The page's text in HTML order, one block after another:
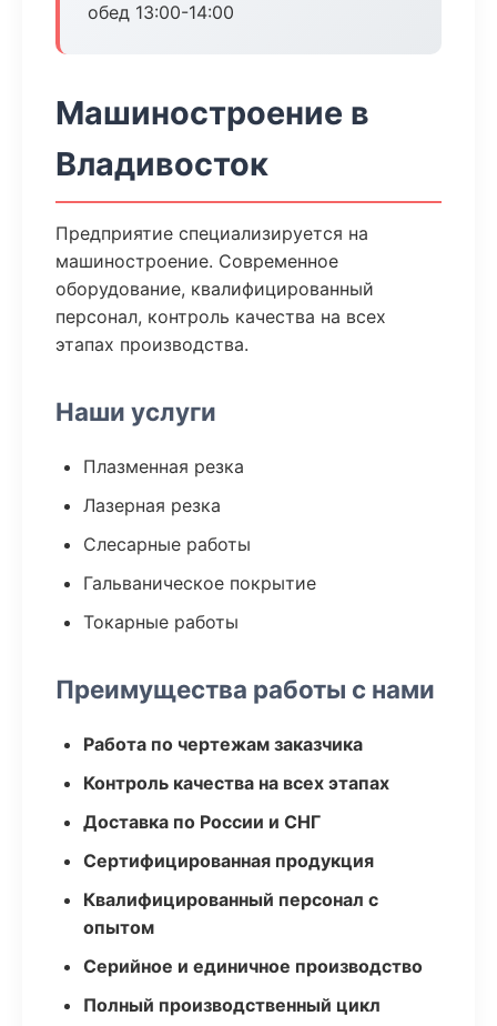
обед 13:00-14:00
Машиностроение в
Владивосток
Предприятие специализируется на
машиностроение. Современное
оборудование, квалифицированный
персонал, контроль качества на всех
этапах производства.
Наши услуги
Плазменная резка
Лазерная резка
Слесарные работы
Гальваническое покрытие
Токарные работы
Преимущества работы с нами
Работа по чертежам заказчика
Контроль качества на всех этапах
Доставка по России и СНГ
Сертифицированная продукция
Квалифицированный персонал с
опытом
Серийное и единичное производство
Полный производственный цикл